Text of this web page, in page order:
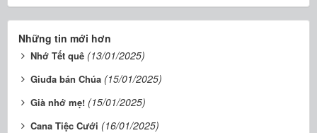
Những tin mới hơn
Nhớ Tết quê (13/01/2025)
Giuđa bán Chúa (15/01/2025)
Già nhớ mẹ! (15/01/2025)
Cana Tiệc Cưới (16/01/2025)